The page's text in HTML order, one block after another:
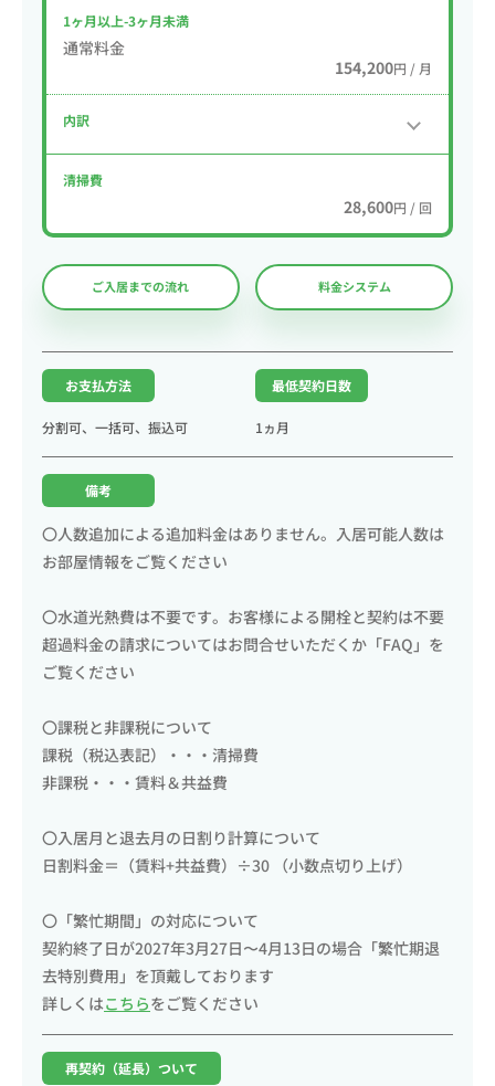
1ヶ月以上-3ヶ月未満
通常料金
154,200円 / 月
内訳
清掃費
28,600円 / 回
ご入居までの流れ 料金システム
お支払方法
分割可、一括可、振込可
最低契約日数
1ヵ月
備考
〇人数追加による追加料金はありません。入居可能人数は
お部屋情報をご覧ください
〇水道光熱費は不要です。お客様による開栓と契約は不要
超過料金の請求についてはお問合せいただくか「FAQ」を
ご覧ください
〇課税と非課税について
課税（税込表記）・・・清掃費
非課税・・・賃料＆共益費
〇入居月と退去月の日割り計算について
日割料金＝（賃料+共益費）÷30 （小数点切り上げ）
〇「繁忙期間」の対応について
契約終了日が2027年3月27日〜4月13日の場合「繁忙期退
去特別費用」を頂戴しております
詳しくはこちらをご覧ください
再契約（延長）ついて